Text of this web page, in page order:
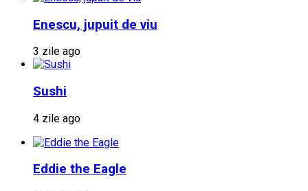
Enescu, jupuit de viu
3 zile ago
Sushi
4 zile ago
Eddie the Eagle